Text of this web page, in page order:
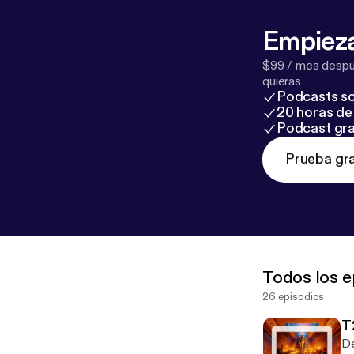
$99 / mes
quieras
Podcasts
20 horas
Podcast
Prueba
Todos los
26 episodios